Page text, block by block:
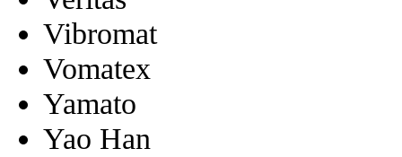
Vibromat
Vomatex
Yamato
Yao Han